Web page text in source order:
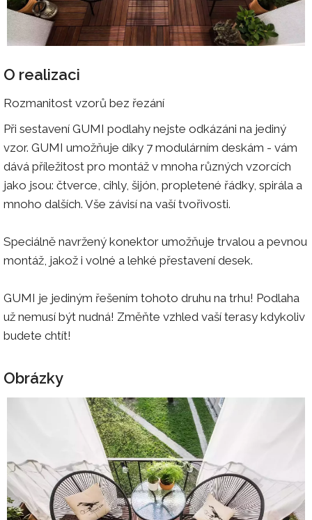
O realizaci
Rozmanitost vzorů bez řezání
Při sestavení GUMI podlahy nejste odkázáni na jediný
vzor. GUMI umožňuje díky 7 modulárním deskám - vám
dává příležitost pro montáž v mnoha různých vzorcích
jako jsou: čtverce, cihly, šijón, propletené řádky, spirála a
mnoho dalších. Vše závisí na vaší tvořivosti.
Speciálně navržený konektor umožňuje trvalou a pevnou
montáž, jakož i volné a lehké přestavení desek.
GUMI je jediným řešením tohoto druhu na trhu! Podlaha
už nemusí být nudná! Změňte vzhled vaší terasy kdykoliv
budete chtít!
Obrázky